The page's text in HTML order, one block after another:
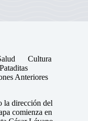
Cultura
Pataditas
Anteriores
la dirección del
comienza en